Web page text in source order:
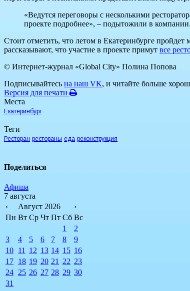
«Ведутся переговоры с несколькими
проекте подробнее», – подытожили в компании.
Стоит отметить, что летом в Екатеринбурге
рассказывают, что участие в проекте примут все
© Интернет-журнал «Global City» Полина Попова
Подписывайтесь на наш VK, и читайте больше
Версия для печати
Места
Екатеринбург
Теги
Ресторан рестораны еда реконструкция
Поделиться
Афиша
7 августа
‹
Август 2026
›
Пн Вт Ср Чт Пт Сб Вс
1
2
3
4 5 6 7 8
9
10 11 12 13 14 15 16
17 18 19 20 21 22 23
24 25 26 27 28 29 30
31